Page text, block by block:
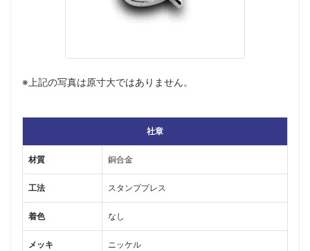
※上記の写真は原寸大ではありません。
社章
材質 銅合金
工法 スタンププレス
着色 なし
メッキ ニッケル